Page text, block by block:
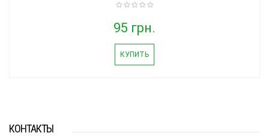
95 грн.
КУПИТЬ
КОНТАКТЫ